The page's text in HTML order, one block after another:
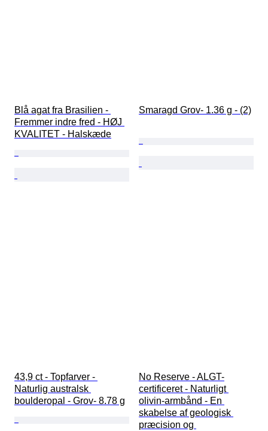
Blå agat fra Brasilien -
Fremmer indre fred - HØJ
KVALITET - Halskæde
Smaragd Grov- 1.36 g - (2)
43,9 ct - Topfarver -
Naturlig australsk
boulderopal - Grov- 8.78 g
No Reserve - ALGT-
certificeret - Naturligt
olivin-armbånd - En
skabelse af geologisk
præcision og